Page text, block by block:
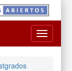
Toggle